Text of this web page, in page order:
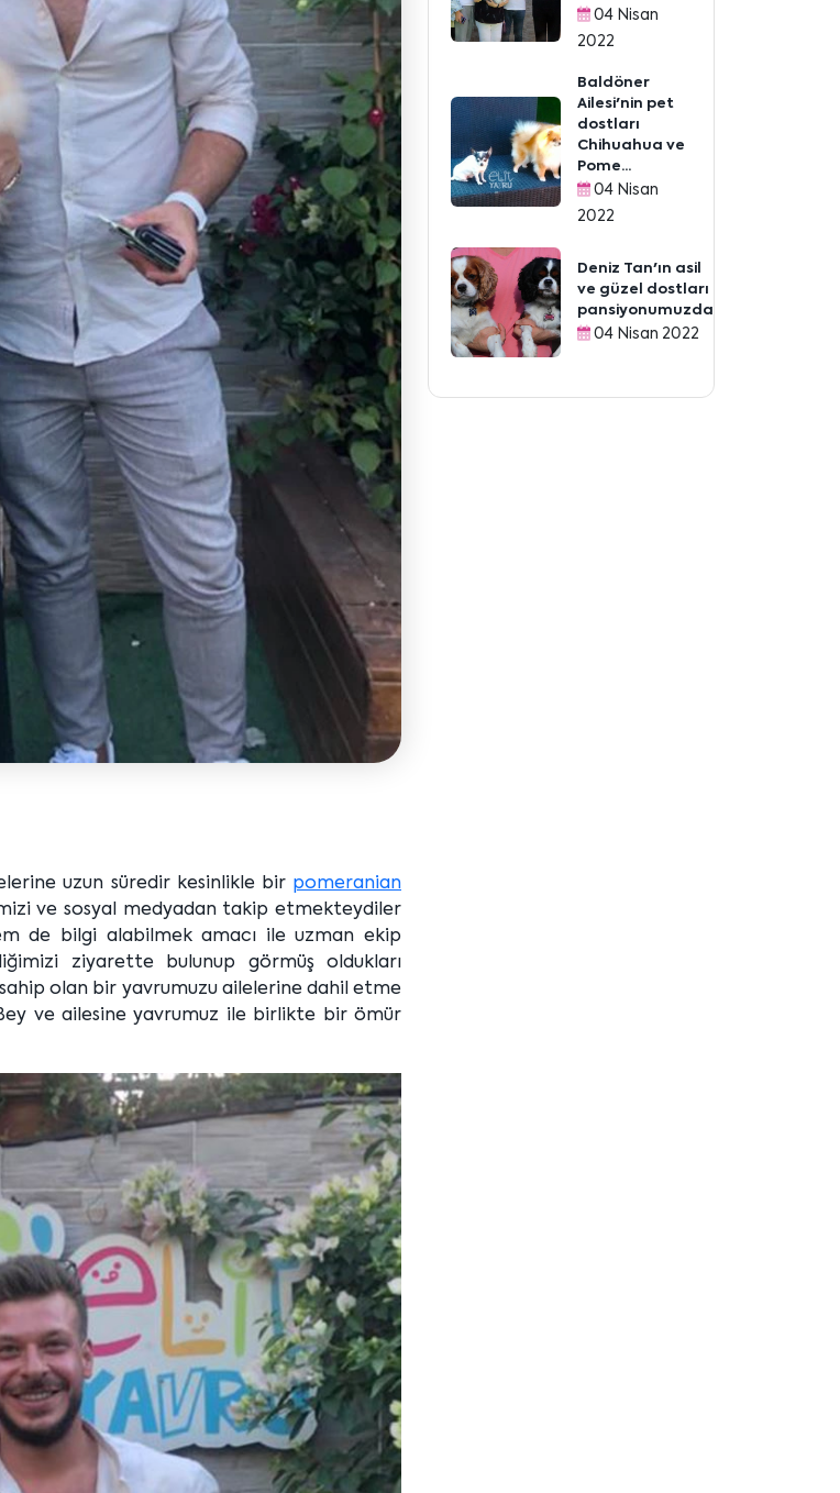
uzun süredir kesinlikle bir pomeranian
ve sosyal medyadan takip etmekteydiler
de bilgi alabilmek amacı ile uzman ekip
ziyarette bulunup görmüş oldukları
sahip olan bir yavrumuzu ailelerine dahil etme
ve ailesine yavrumuz ile birlikte bir ömür
04 Nisan
2022
Baldöner
Ailesi'nin pet
dostları
Chihuahua ve
Pome...
04 Nisan
2022
Deniz Tan'ın asil
ve güzel dostları
pansiyonumuzda
04 Nisan 2022